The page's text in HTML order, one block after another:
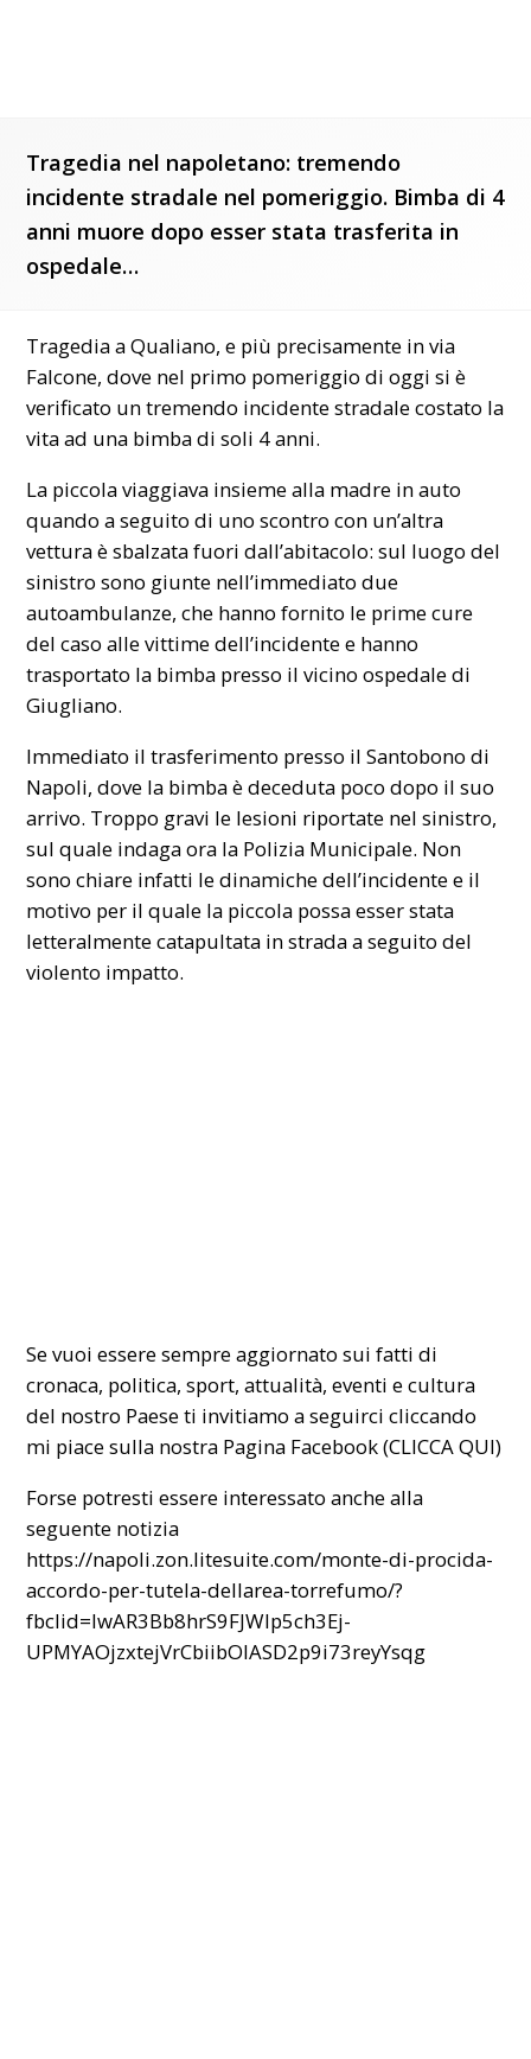
Tragedia nel napoletano: tremendo
incidente stradale nel pomeriggio. Bimba di 4
anni muore dopo esser stata trasferita in
ospedale…
Tragedia a Qualiano, e più precisamente in via
Falcone, dove nel primo pomeriggio di oggi si è
verificato un tremendo incidente stradale costato la
vita ad una bimba di soli 4 anni.
La piccola viaggiava insieme alla madre in auto
quando a seguito di uno scontro con un’altra
vettura è sbalzata fuori dall’abitacolo: sul luogo del
sinistro sono giunte nell’immediato due
autoambulanze, che hanno fornito le prime cure
del caso alle vittime dell’incidente e hanno
trasportato la bimba presso il vicino ospedale di
Giugliano.
Immediato il trasferimento presso il Santobono di
Napoli, dove la bimba è deceduta poco dopo il suo
arrivo. Troppo gravi le lesioni riportate nel sinistro,
sul quale indaga ora la Polizia Municipale. Non
sono chiare infatti le dinamiche dell’incidente e il
motivo per il quale la piccola possa esser stata
letteralmente catapultata in strada a seguito del
violento impatto.
Se vuoi essere sempre aggiornato sui fatti di
cronaca, politica, sport, attualità, eventi e cultura
del nostro Paese ti invitiamo a seguirci cliccando
mi piace sulla nostra Pagina Facebook (CLICCA QUI)
Forse potresti essere interessato anche alla
seguente notizia
https://napoli.zon.litesuite.com/monte-di-procida-
accordo-per-tutela-dellarea-torrefumo/?
fbclid=IwAR3Bb8hrS9FJWIp5ch3Ej-
UPMYAOjzxtejVrCbiibOIASD2p9i73reyYsqg